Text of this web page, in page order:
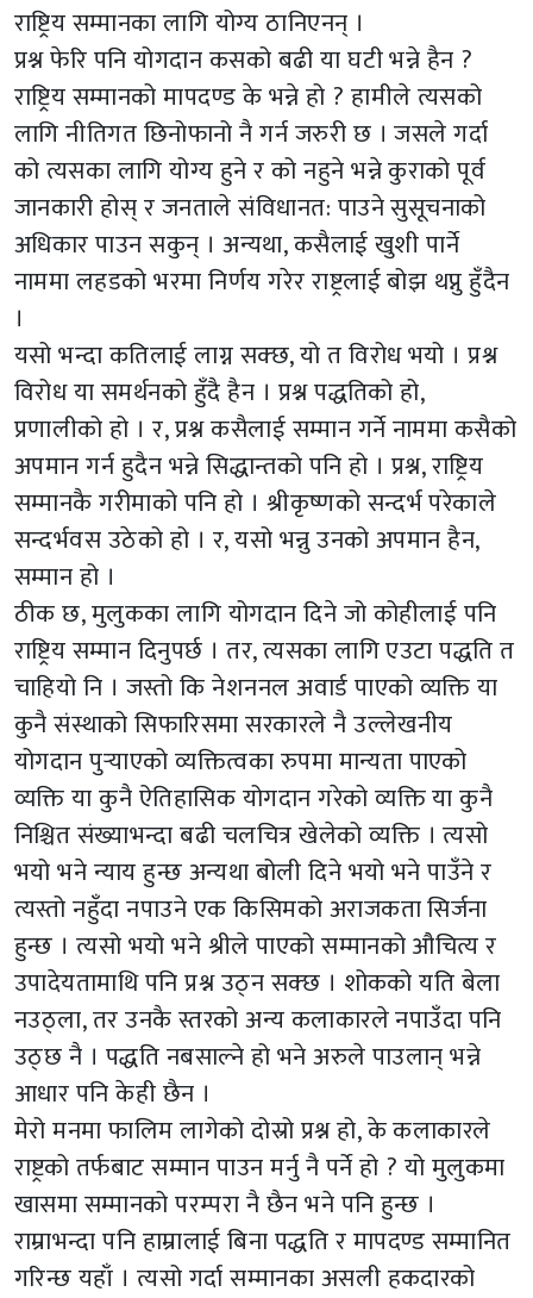
राष्ट्रिय सम्मानका लागि योग्य ठानिएनन् ।
प्रश्न फेरि पनि योगदान कसको बढी या घटी भन्ने हैन ?
राष्ट्रिय सम्मानको मापदण्ड के भन्ने हो ? हामीले त्यसको
लागि नीतिगत छिनोफानो नै गर्न जरुरी छ । जसले गर्दा
को त्यसका लागि योग्य हुने र को नहुने भन्ने कुराको पूर्व
जानकारी होस् र जनताले संविधानत: पाउने सुसूचनाको
अधिकार पाउन सकुन् । अन्यथा, कसैलाई खुशी पार्ने
नाममा लहडको भरमा निर्णय गरेर राष्ट्रलाई बोझ थप्नु हुँदैन
।
यसो भन्दा कतिलाई लाग्न सक्छ, यो त विरोध भयो । प्रश्न
विरोध या समर्थनको हुँदै हैन । प्रश्न पद्धतिको हो,
प्रणालीको हो । र, प्रश्न कसैलाई सम्मान गर्ने नाममा कसैको
अपमान गर्न हुदैन भन्ने सिद्धान्तको पनि हो । प्रश्न, राष्ट्रिय
सम्मानकै गरीमाको पनि हो । श्रीकृष्णको सन्दर्भ परेकाले
सन्दर्भवस उठेको हो । र, यसो भन्नु उनको अपमान हैन,
सम्मान हो ।
ठीक छ, मुलुकका लागि योगदान दिने जो कोहीलाई पनि
राष्ट्रिय सम्मान दिनुपर्छ । तर, त्यसका लागि एउटा पद्धति त
चाहियो नि । जस्तो कि नेशननल अवार्ड पाएको व्यक्ति या
कुनै संस्थाको सिफारिसमा सरकारले नै उल्लेखनीय
योगदान पुऱ्याएको व्यक्तित्वका रुपमा मान्यता पाएको
व्यक्ति या कुनै ऐतिहासिक योगदान गरेको व्यक्ति या कुनै
निश्चित संख्याभन्दा बढी चलचित्र खेलेको व्यक्ति । त्यसो
भयो भने न्याय हुन्छ अन्यथा बोली दिने भयो भने पाउँने र
त्यस्तो नहुँदा नपाउने एक किसिमको अराजकता सिर्जना
हुन्छ । त्यसो भयो भने श्रीले पाएको सम्मानको औचित्य र
उपादेयतामाथि पनि प्रश्न उठ्न सक्छ । शोकको यति बेला
नउठ्ला, तर उनकै स्तरको अन्य कलाकारले नपाउँदा पनि
उठ्छ नै । पद्धति नबसाल्ने हो भने अरुले पाउलान् भन्ने
आधार पनि केही छैन ।
मेरो मनमा फालिम लागेको दोस्रो प्रश्न हो, के कलाकारले
राष्ट्रको तर्फबाट सम्मान पाउन मर्नु नै पर्ने हो ? यो मुलुकमा
खासमा सम्मानको परम्परा नै छैन भने पनि हुन्छ ।
राम्राभन्दा पनि हाम्रालाई बिना पद्धति र मापदण्ड सम्मानित
गरिन्छ यहाँ । त्यसो गर्दा सम्मानका असली हकदारको